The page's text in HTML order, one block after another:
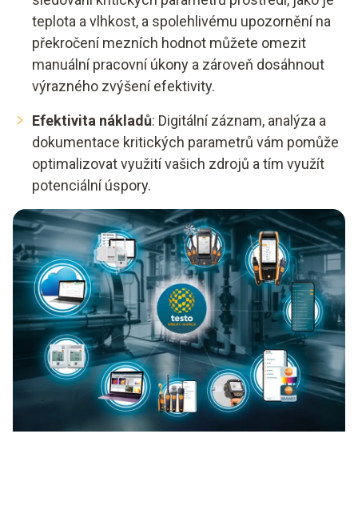
teplota a vlhkost, a spolehlivému upozornění na
překročení mezních hodnot můžete omezit
manuální pracovní úkony a zároveň dosáhnout
výrazného zvýšení efektivity.
Efektivita nákladů: Digitální záznam, analýza a
dokumentace kritických parametrů vám pomůže
optimalizovat využití vašich zdrojů a tím využít
potenciální úspory.